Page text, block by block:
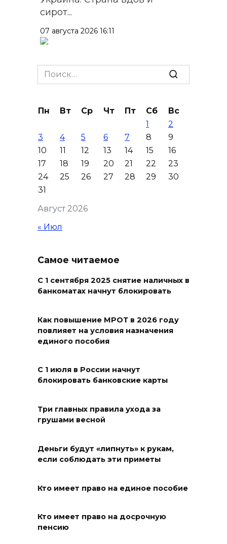
сирот...
07 августа 2026 16:11
ремонтируют 2,85 км дороги к
трем хуторам по нацпроекту
Через 23 года Ростов может
стать городом с населением
под 2 млн человек
07 августа 2026 15:22
утонул 43-летний мужчина
07 августа 2026 15:06
В Ростовской области из-за
федеральных трасс поливают
водой
Сотрудники ДПС помогли
трассе М-4 «Дон»
07 августа 2026 14:33
В Батайске в заброшенном
здании произошло короткое
07 августа 2026 14:30
Раскаленный август
Search
for:
Август 2026
Пн Вт Ср Чт Пт Сб
Вс
1
2
3
4 5 6 7 8
9
10
11 12 13 14 15
16
17
18 19 20 21 22
23
24
25 26 27 28 29
30
31
« Июл
Самое читаемое
С 1 сентября 2025 снятие наличных в
банкоматах начнут блокировать
Как повышение МРОТ в 2026 году
повлияет на условия назначения
единого пособия
С 1 июля в России начнут
блокировать банковские карты
Три главных правила ухода за
грушами весной
Деньги будут «липнуть» к рукам,
если соблюдать эти приметы
Кто имеет право на единое пособие
Кто имеет право на досрочную
пенсию